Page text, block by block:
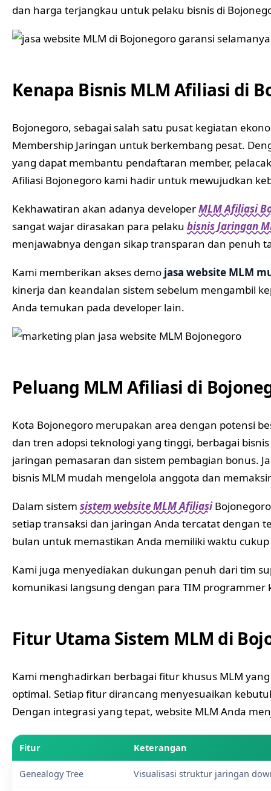
dan harga terjangkau untuk pelaku bisnis di
Kenapa Bisnis MLM Afiliasi di
Bojonegoro, sebagai salah satu pusat kegiatan
Membership Jaringan untuk berkembang pesat.
yang dapat membantu pendaftaran member,
Afiliasi Bojonegoro kami hadir untuk mewujudkan
Kekhawatiran akan adanya developerMLM Afiliasi
sangat wajar dirasakan para pelaku bisnis Jaringan
menjawabnya dengan sikap transparan dan penuh
Kami memberikan akses demo jasa website MLM
kinerja dan keandalan sistem sebelum mengambil
Anda temukan pada developer lain.
Peluang MLM Afiliasi di
Kota Bojonegoro merupakan area dengan potensi
dan tren adopsi teknologi yang tinggi, berbagai
jaringan pemasaran dan sistem pembagian bonus.
bisnis MLM mudah mengelola anggota dan
Dalam sistem sistem website MLM Afiliasi
setiap transaksi dan jaringan Anda tercatat dengan
bulan untuk memastikan Anda memiliki waktu
Kami juga menyediakan dukungan penuh dari tim
komunikasi langsung dengan para TIM programmer
Fitur Utama Sistem MLM di
Kami menghadirkan berbagai fitur khusus MLM
optimal. Setiap fitur dirancang menyesuaikan
Dengan integrasi yang tepat, website MLM Anda
Fitur Keterangan
Genealogy Tree Visualisasi struktur jaringan